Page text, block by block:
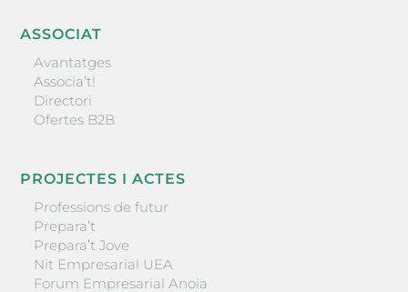
ASSOCIAT
Avantatges
Associa’t!
Directori
Ofertes B2B
PROJECTES I ACTES
Professions de futur
Prepara’t
Prepara’t Jove
Nit Empresarial UEA
Forum Empresarial Anoia